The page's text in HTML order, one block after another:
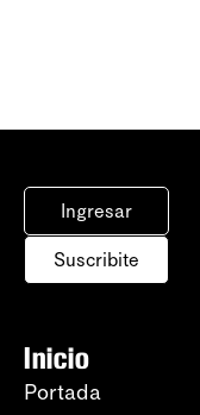
Ingresar
Suscribite
Inicio
Portada